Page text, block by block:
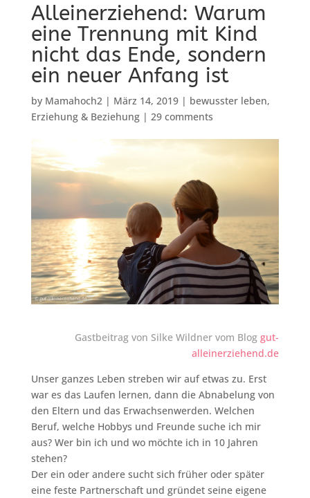
Alleinerziehend: Warum
eine Trennung mit Kind
nicht das Ende, sondern
ein neuer Anfang ist
by Mamahoch2| März 14, 2019| bewusster leben,
Erziehung & Beziehung| 29 comments
Gastbeitrag von Silke Wildner vom Bloggut-
alleinerziehend.de
Unser ganzes Leben streben wir auf etwas zu. Erst
war es das Laufen lernen, dann die Abnabelung von
den Eltern und das Erwachsenwerden. Welchen
Beruf, welche Hobbys und Freunde suche ich mir
aus? Wer bin ich und wo möchte ich in 10 Jahren
stehen?
Der ein oder andere sucht sich früher oder später
eine feste Partnerschaft und gründet seine eigene